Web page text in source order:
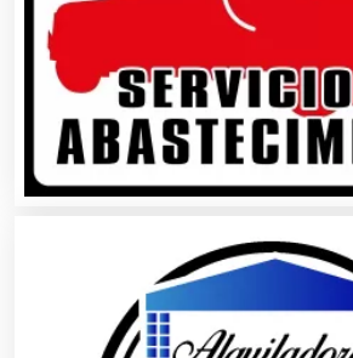
Asociaciones Empresariales
Audio, Sonido e Iluminación
Audios para Eventos
Autobuses